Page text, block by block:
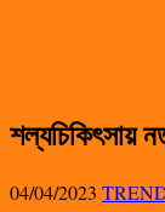
04/04/2023